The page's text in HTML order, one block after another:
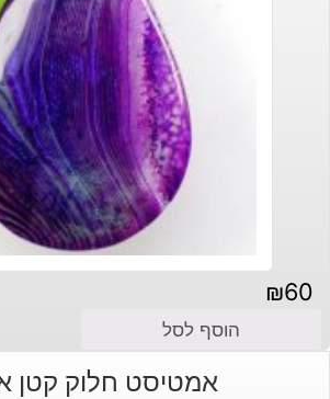
₪60
הוסף לסל
אמטיסט חלוק קטן